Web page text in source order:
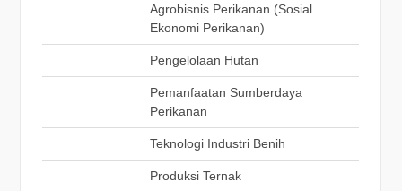
Agrobisnis Perikanan (Sosial
Ekonomi Perikanan)
Pengelolaan Hutan
Pemanfaatan Sumberdaya
Perikanan
Teknologi Industri Benih
Produksi Ternak